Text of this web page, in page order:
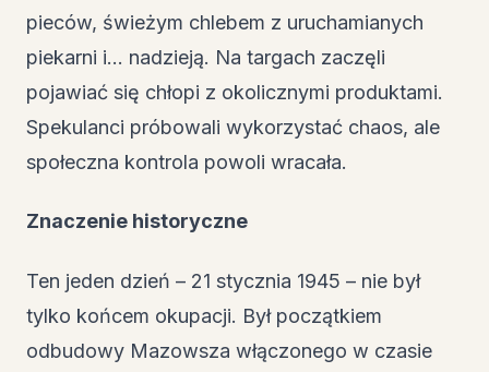
pieców, świeżym chlebem z uruchamianych
piekarni i… nadzieją. Na targach zaczęli
pojawiać się chłopi z okolicznymi produktami.
Spekulanci próbowali wykorzystać chaos, ale
społeczna kontrola powoli wracała.
Znaczenie historyczne
Ten jeden dzień – 21 stycznia 1945 – nie był
tylko końcem okupacji. Był początkiem
odbudowy Mazowsza włączonego w czasie